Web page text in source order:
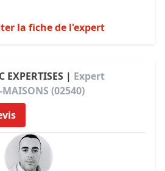
la fiche de l'expert
EXPERTISES | Expert
(02540)